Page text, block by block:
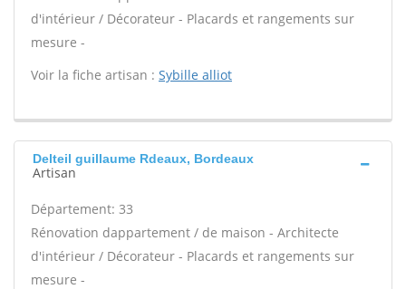
d'intérieur / Décorateur - Placards et rangements sur
mesure -
Voir la fiche artisan : Sybille alliot
Delteil guillaume Rdeaux, Bordeaux
Artisan
Département: 33
Rénovation dappartement / de maison - Architecte
d'intérieur / Décorateur - Placards et rangements sur
mesure -